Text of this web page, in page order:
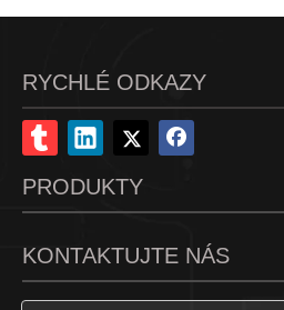
RYCHLÉ ODKAZY
PRODUKTY
KONTAKTUJTE NÁS